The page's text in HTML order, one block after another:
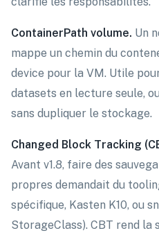
ContainerPath volume. Un
mappe un chemin du
device pour la VM. Utile
datasets en lecture seule,
sans dupliquer le stockage.
Changed Block Tracking
Avant v1.8, faire des
propres demandait du
spécifique, Kasten K10, ou
StorageClass). CBT rend la